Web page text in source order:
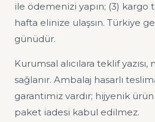
ile ödemenizi yapın; (3) kargo
hafta elinize ulaşsın. Türkiye
günüdür.
Kurumsal alıcılara teklif
sağlanır. Ambalaj hasarlı
garantimiz vardır; hijyenik
paket iadesi kabul edilmez.